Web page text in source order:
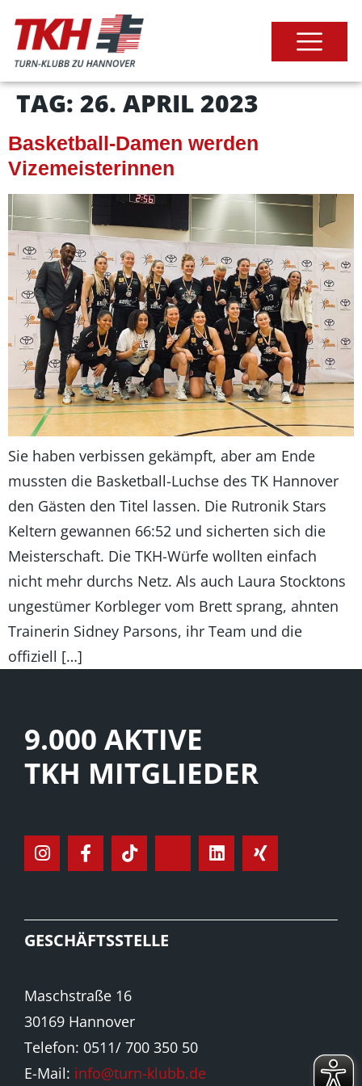
TAG: 26. APRIL 2023
Basketball-Damen werden
Vizemeisterinnen
Sie haben verbissen gekämpft, aber am Ende
mussten die Basketball-Luchse des TK Hannover
den Gästen den Titel lassen. Die Rutronik Stars
Keltern gewannen 66:52 und sicherten sich die
Meisterschaft. Die TKH-Würfe wollten einfach
nicht mehr durchs Netz. Als auch Laura Stocktons
ungestümer Korbleger vom Brett sprang, ahnten
Trainerin Sidney Parsons, ihr Team und die
offiziell […]
9.000 AKTIVE
TKH MITGLIEDER
GESCHÄFTSSTELLE
Maschstraße 16
30169 Hannover
Telefon: 0511/ 700 350 50
E-Mail: info@turn-klubb.de